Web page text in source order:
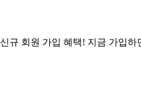
신규 회원 가입 혜택! 지금 가입하